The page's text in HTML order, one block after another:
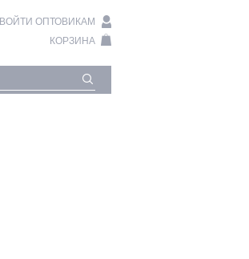
ВОЙТИ ОПТОВИКАМ
КОРЗИНА